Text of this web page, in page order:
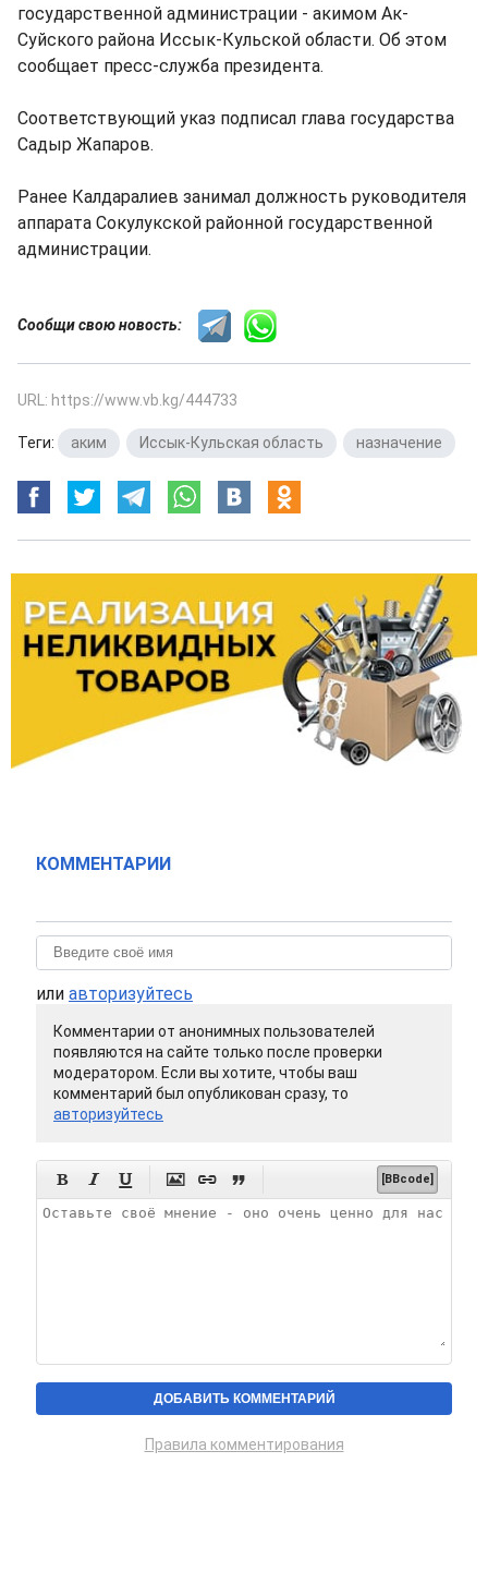
государственной администрации - акимом Ак-
Суйского района Иссык-Кульской области. Об этом
сообщает пресс-служба президента.
Соответствующий указ подписал глава государства
Садыр Жапаров.
Ранее Калдаралиев занимал должность руководителя
аппарата Сокулукской районной государственной
администрации.
Сообщи свою новость:
URL: https://www.vb.kg/444733
Теги: аким Иссык-Кульская область назначение
КОММЕНТАРИИ
или авторизуйтесь
Комментарии от анонимных пользователей
появляются на сайте только после проверки
модератором. Если вы хотите, чтобы ваш
комментарий был опубликован сразу, то
авторизуйтесь
      [BBcode]
Правила комментирования